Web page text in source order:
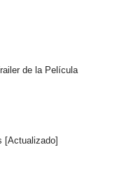
de la Película
[Actualizado]